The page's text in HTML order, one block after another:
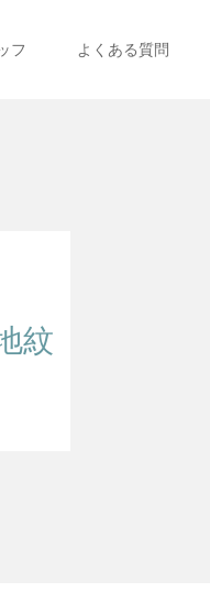
フ よくある質問
紋